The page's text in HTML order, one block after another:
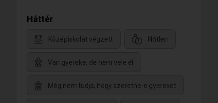
Háttér
Középiskolát végzett Nőtlen
Van gyereke, de nem vele él
Még nem tudja, hogy szeretne-e gyereket